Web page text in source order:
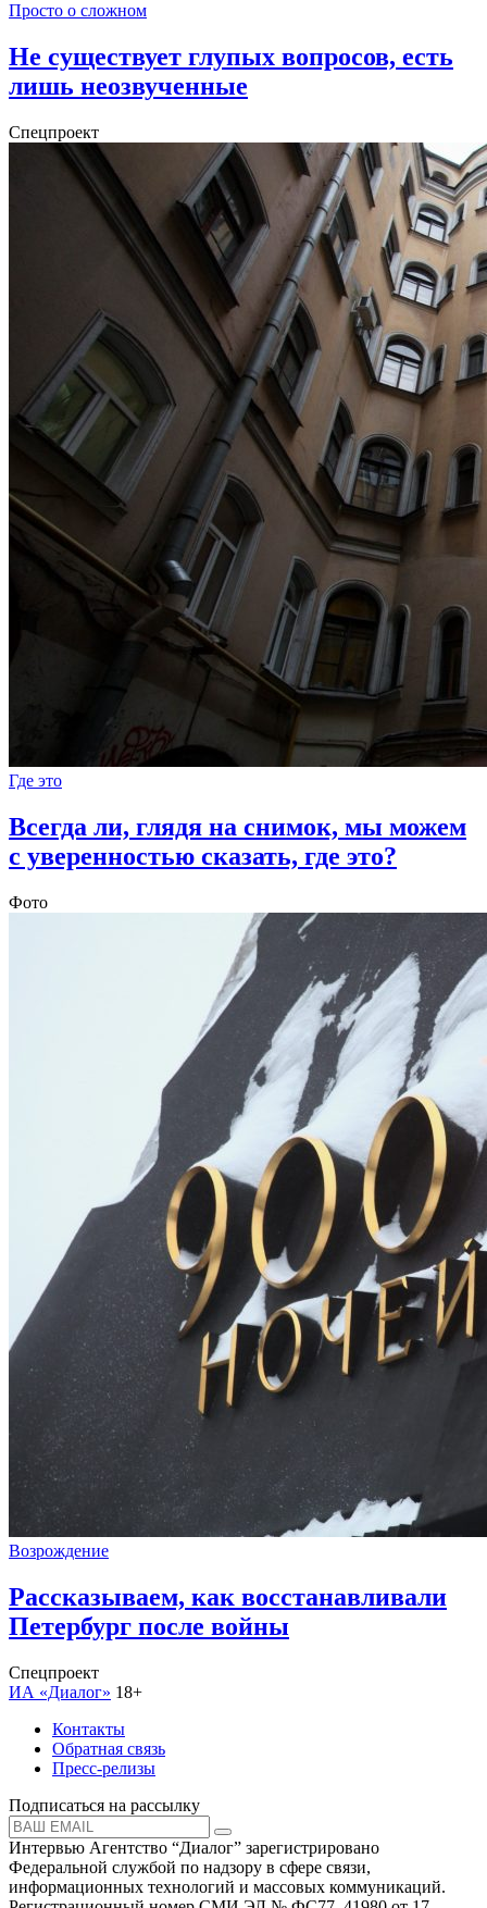
Просто о сложном
Не существует глупых вопросов, есть
лишь неозвученные
Спецпроект
Где это
Всегда ли, глядя на снимок, мы можем
с уверенностью сказать, где это?
Фото
Возрождение
Рассказываем, как восстанавливали
Петербург после войны
Спецпроект
ИА «Диалог» 18+
Контакты
Обратная связь
Пресс-релизы
Подписаться на рассылку
Интервью Агентство “Диалог” зарегистрировано
Федеральной службой по надзору в сфере связи,
информационных технологий и массовых коммуникаций.